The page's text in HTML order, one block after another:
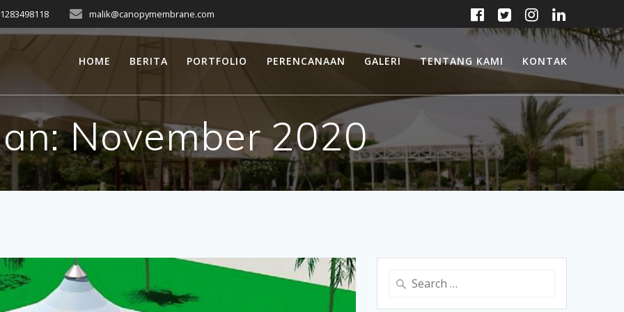
malik@canopymembrane.com
HOME BERITA PORTFOLIO PERENCANAAN GALERI TENTANG KAMI KONTAK
November 2020
Search